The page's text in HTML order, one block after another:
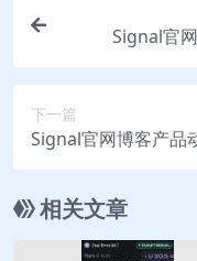
Signal官
下一篇
Signal官网博客产品
相关文章